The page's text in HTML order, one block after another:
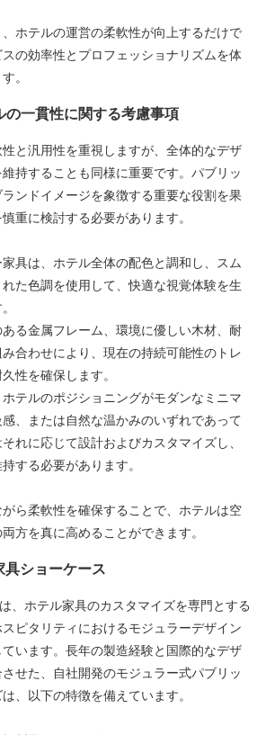
ホテルの運営の柔軟性が向上するだけで
の効率性とプロフェッショナリズムを体
。
一貫性に関する考慮事項
と汎用性を重視しますが、全体的なデザ
持することも同様に重要です。パブリッ
ンドイメージを象徴する重要な役割を果
重に検討する必要があります。
具は、ホテル全体の配色と調和し、スム
た色調を使用して、快適な視覚体験を生
る金属フレーム、環境に優しい木材、耐
合わせにより、現在の持続可能性のトレ
性を確保します。
テルのポジショニングがモダンなミニマ
、または自然な温かみのいずれであって
れに応じて設計およびカスタマイズし、
する必要があります。
ら柔軟性を確保することで、ホテルは空
方を真に高めることができます。
具ショーケース
、 ホテル家具のカスタマイズを専門とする
ピタリティにおけるモジュラーデザイン
います。長年の製造経験と国際的なデザ
せた、自社開発のモジュラー式パブリッ
、以下の特徴を備えています。